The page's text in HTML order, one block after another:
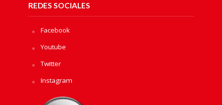
REDES SOCIALES
Facebook
Youtube
Twitter
Instagram